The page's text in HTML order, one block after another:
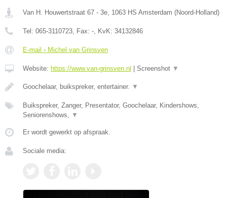
Van H. Houwertstraat 67 - 3e, 1063 HS Amsterdam (Noord-Holland)
Tel: 065-3110723, Fax: -, KvK: 34132846
E-mail › Michel van Grinsven
Website: https://www.van-grinsven.nl Screenshot ▼
Goochelaar, buikspreker, entertainer. ▼
Buikspreker, Zanger, Presentator, Goochelaar, Kindershows,
Seniorenshows, ▼
Er wordt gewerkt op afspraak.
Sociale media: